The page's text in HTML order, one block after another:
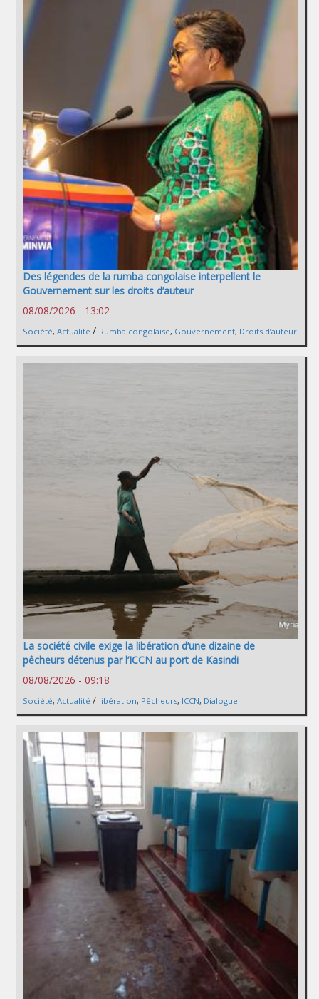
Des légendes de la rumba congolaise interpellent le
Gouvernement sur les droits d’auteur
08/08/2026 - 13:02
Société, Actualité / Rumba congolaise, Gouvernement, Droits d’auteur
La société civile exige la libération d’une dizaine de
pêcheurs détenus par l’ICCN au port de Kasindi
08/08/2026 - 09:18
Société, Actualité / libération, Pêcheurs, ICCN, Dialogue